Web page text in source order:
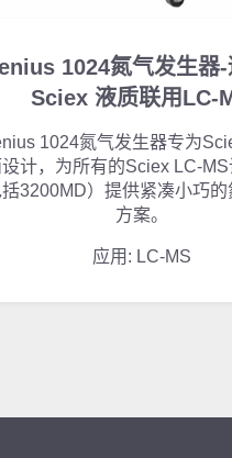
1024氮气发生器
Sciex 液质联用LC-
1024氮气发生器专为
设计，为所有的Sciex LC-
3200MD）提供紧凑小巧的
方案。
应用: LC-MS